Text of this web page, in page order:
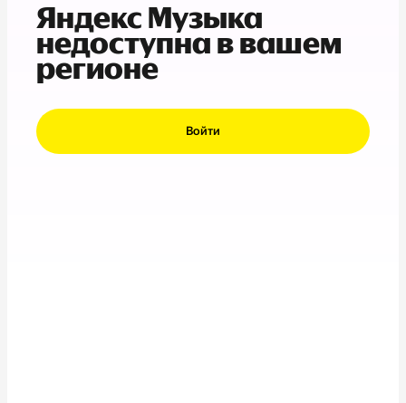
Яндекс Музыка
недоступна в вашем
регионе
Войти